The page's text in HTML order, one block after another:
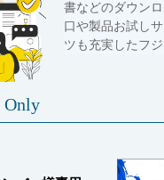
書などのダウン
口や製品お試し
ツも充実したフ
Only